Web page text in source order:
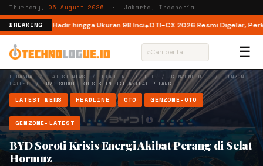
Thursday,06 August 2026 · Jakarta, Indonesia
BREAKINGKini Hadir hingga Ukuran 98 Inci DTI-CX 2026 Resmi Digelar,
⌕ ☰
BERANDA/LATEST NEWS / HEADLINE/OTO /GENZONE-OTO/GENZONE-
LATEST/BYD SOROTI KRISIS ENERGI AKIBAT PERANG …
LATEST NEWS HEADLINE OTO GENZONE-OTO
GENZONE-LATEST
BYD Soroti Krisis Energi Akibat Perang di Selat
Hormuz